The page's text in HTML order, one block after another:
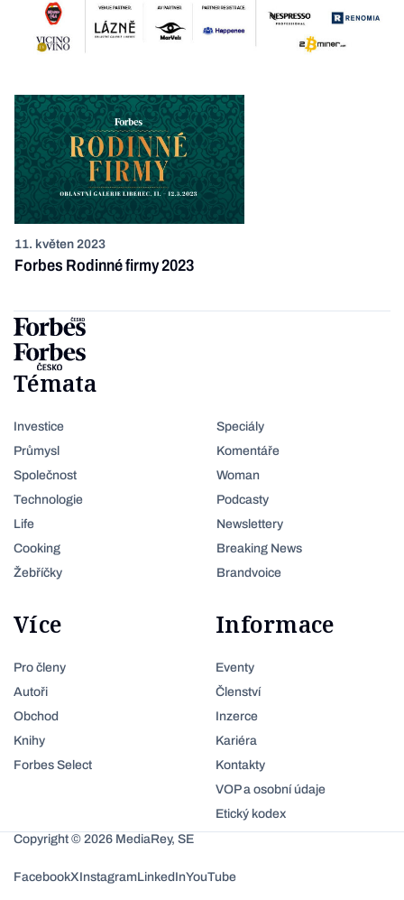
11. květen 2023
Forbes Rodinné firmy 2023
Témata
Investice
Průmysl
Společnost
Technologie
Life
Cooking
Žebříčky
Speciály
Komentáře
Woman
Podcasty
Newslettery
Breaking News
Brandvoice
Více
Pro členy
Autoři
Obchod
Knihy
Forbes Select
Informace
Eventy
Členství
Inzerce
Kariéra
Kontakty
VOP a osobní údaje
Etický kodex
Copyright © 2026 MediaRey, SE
FacebookXInstagramLinkedInYouTube